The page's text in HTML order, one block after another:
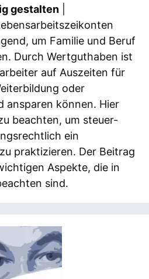
gestalten
um Familie und Beruf
Durch Wertguthaben ist
auf Auszeiten für
oder
ansparen können. Hier
beachten, um steuer-
ein
praktizieren. Der Beitrag
Aspekte, die in
sind.